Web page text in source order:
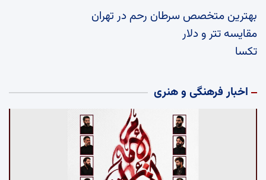
بهترین متخصص سرطان رحم در تهران
مقایسه تتر و دلار
تکسا
اخبار فرهنگی و هنری